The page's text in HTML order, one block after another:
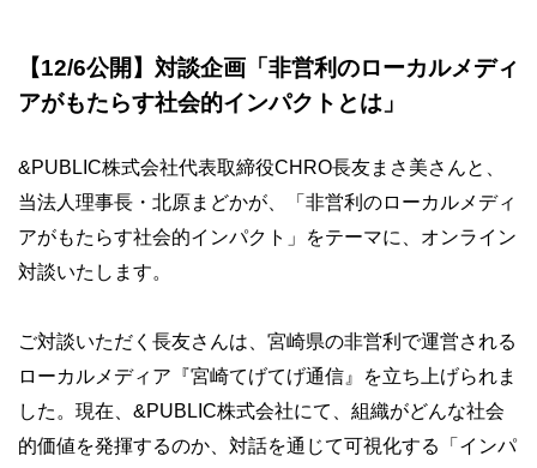
【12/6公開】対談企画「非営利のローカルメディ
アがもたらす社会的インパクトとは」
&PUBLIC株式会社代表取締役CHRO長友まさ美さんと、
当法人理事長・北原まどかが、「非営利のローカルメディ
アがもたらす社会的インパクト」をテーマに、オンライン
対談いたします。
ご対談いただく長友さんは、宮崎県の非営利で運営される
ローカルメディア『宮崎てげてげ通信』を立ち上げられま
した。現在、&PUBLIC株式会社にて、組織がどんな社会
的価値を発揮するのか、対話を通じて可視化する「インパ